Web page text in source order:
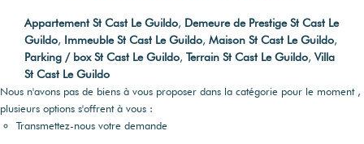
Le Magazine
Nos agences
Nos actualités
VOTRE FINANCEMENT
OUTILS DIGITAUX
Photos HDR
Visites virtuelles
Multidiffusion sur internet
DPE & DIAGNOSTICS
Nos actualités
Nos partenaires
RECRUTEMENT
Appartement St Cast Le Guildo, Demeure de Prestige St Cast Le
Guildo, Immeuble St Cast Le Guildo, Maison St Cast Le Guildo,
Parking / box St Cast Le Guildo, Terrain St Cast Le Guildo,Villa
St Cast Le Guildo
Nous n'avons pas de biens à vous proposer dans la catégorie pour le moment ,
plusieurs options s'offrent à vous :
Transmettez-nous votre demande